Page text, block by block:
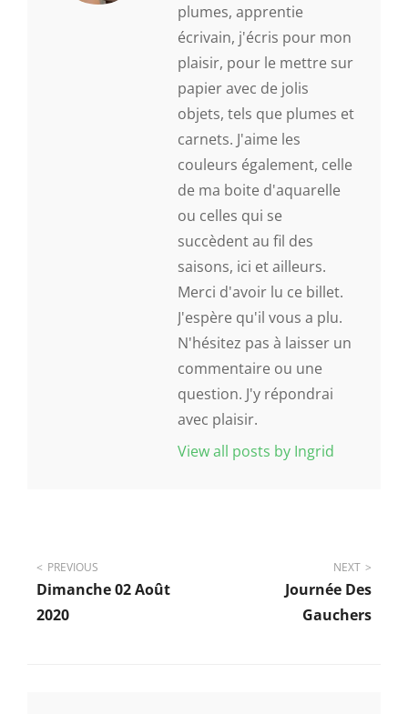
plumes, apprentie
écrivain, j'écris pour mon
plaisir, pour le mettre sur
papier avec de jolis
objets, tels que plumes et
carnets. J'aime les
couleurs également, celle
de ma boite d'aquarelle
ou celles qui se
succèdent au fil des
saisons, ici et ailleurs.
Merci d'avoir lu ce billet.
J'espère qu'il vous a plu.
N'hésitez pas à laisser un
commentaire ou une
question. J'y répondrai
avec plaisir.
View all posts by Ingrid
Navigation
de
PREVIOUS
Dimanche 02 Août
2020
NEXT
Journée Des
Gauchers